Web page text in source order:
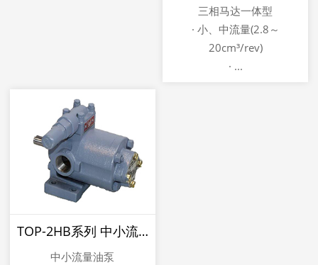
三相马达一体型
· 小、中流量(2.8～
20cm³/rev)
· ...
TOP-2HB系列 中小流量NOP油泵
中小流量油泵